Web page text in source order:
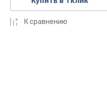
К сравнению